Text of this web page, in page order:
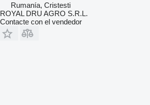
Rumanía, Cristesti
ROYAL DRU AGRO S.R.L.
Contacte con el vendedor